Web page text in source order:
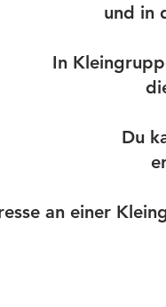
und in
In
Du
an einer